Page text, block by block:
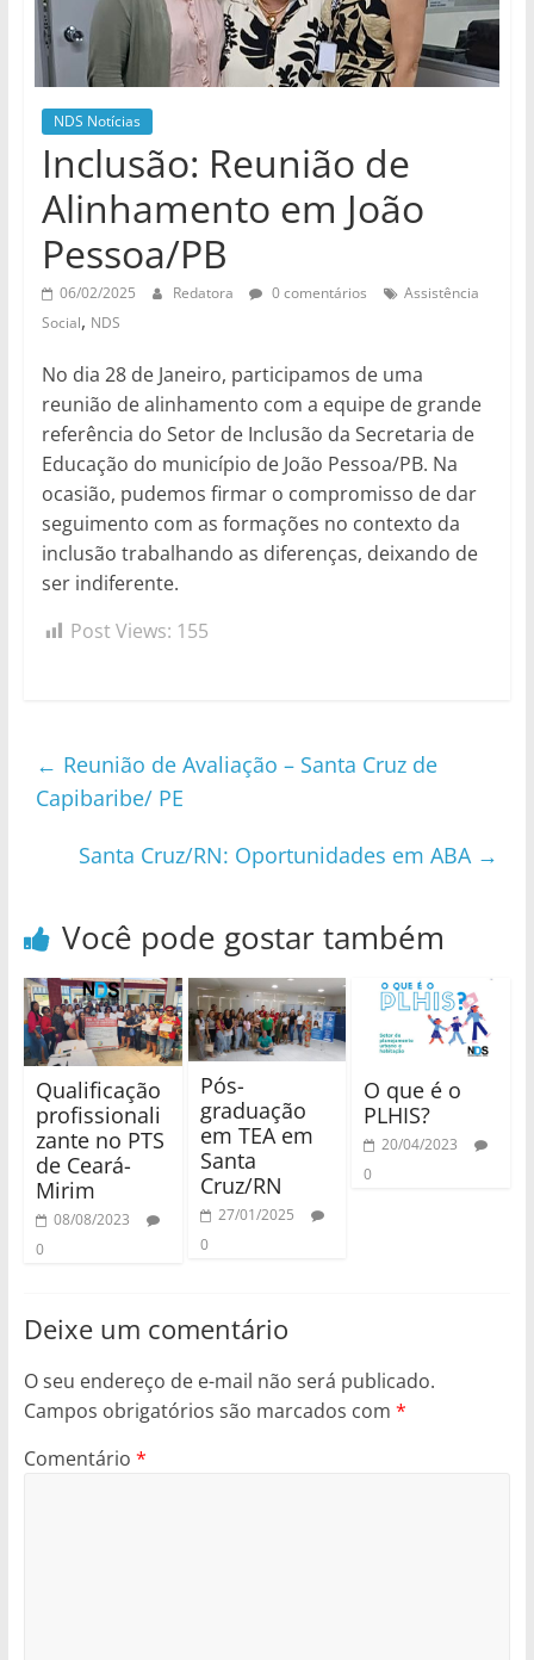
de
divulgação
do
NDSNDS Notícias
Inclusão: Reunião de
Alinhamento em João
Pessoa/PB
06/02/2025 Redatora 0 comentários
Assistência
Social, NDS
No dia 28 de Janeiro, participamos de uma
reunião de alinhamento com a equipe de grande
referência do Setor de Inclusão da Secretaria de
Educação do município de João Pessoa/PB. Na
ocasião, pudemos firmar o compromisso de dar
seguimento com as formações no contexto da
inclusão trabalhando as diferenças, deixando de
ser indiferente.
Post Views: 155
← Reunião de Avaliação – Santa Cruz de
Capibaribe/ PE
Santa Cruz/RN: Oportunidades em ABA →
Você pode gostar também
Qualificação
profissionali
zante no PTS
de Ceará-
Mirim
08/08/2023
0
Pós-
graduação
em TEA em
Santa
Cruz/RN
27/01/2025
0
O que é o
PLHIS?
20/04/2023
0
Deixe um comentário
O seu endereço de e-mail não será publicado.
Campos obrigatórios são marcados com *
Comentário *